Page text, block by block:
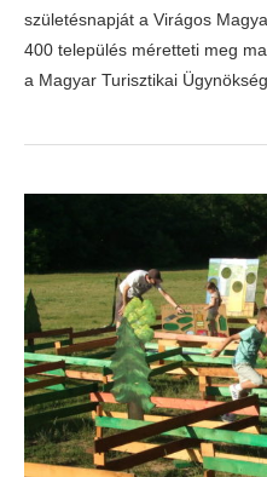
születésnapját a Virágos
400 település méretteti meg
a Magyar Turisztikai